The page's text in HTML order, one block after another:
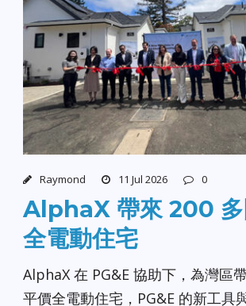
Raymond 11 Jul 2026 0
AlphaX 帶來 200 多
全電動住宅
AlphaX 在 PG&E 協助下，為灣區
平價全電動住宅，PG&E 的新工具